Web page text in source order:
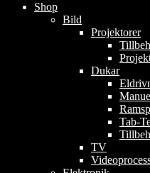
Shop
Bild
Projektorer
Dukar
Tab-
TV